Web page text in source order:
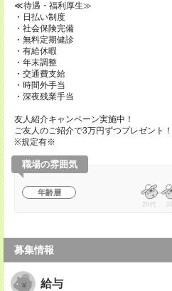
≪待遇・福利厚生≫
・日払い制度
・社会保険完備
・無料定期健診
・有給休暇
・年末調整
・交通費支給
・時間外手当
・深夜残業手当
友人紹介キャンペーン実施中！
ご友人のご紹介で3万円ずつプレゼント！
※規定有※
職場の雰囲気
年齢層
20代 30
募集情報
給与